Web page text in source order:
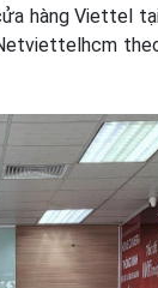
hàng Viettel